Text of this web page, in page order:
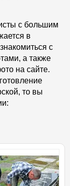
с большим
в
с
а также
на сайте.
то вы